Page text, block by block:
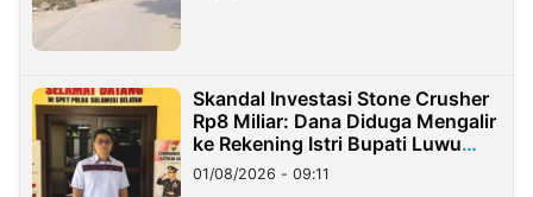
Skandal Investasi Stone Crusher
Rp8 Miliar: Dana Diduga Mengalir
ke Rekening Istri Bupati Luwu
Timur
01/08/2026 - 09:11